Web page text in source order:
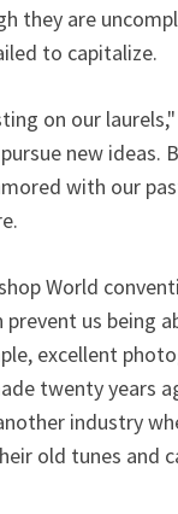
they are
to capitalize.
on our
new ideas.
with our
World
us being
excellent
twenty years
industry
old tunes and